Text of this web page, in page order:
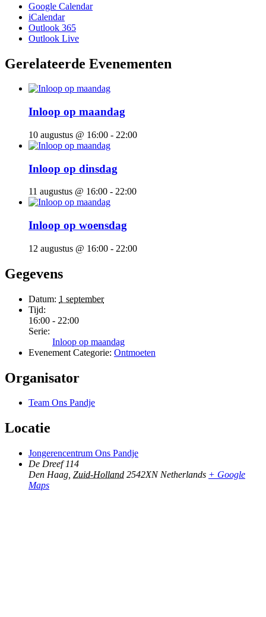
Google Calendar
iCalendar
Outlook 365
Outlook Live
Gerelateerde Evenementen
Inloop op maandag
10 augustus @ 16:00 - 22:00
Inloop op dinsdag
11 augustus @ 16:00 - 22:00
Inloop op woensdag
12 augustus @ 16:00 - 22:00
Gegevens
Datum: 1 september
Tijd:
16:00 - 22:00
Serie:
Inloop op maandag
Evenement Categorie: Ontmoeten
Organisator
Team Ons Pandje
Locatie
Jongerencentrum Ons Pandje
De Dreef 114
Den Haag Zuid-Holland 2542XN Netherlands + Google
Maps